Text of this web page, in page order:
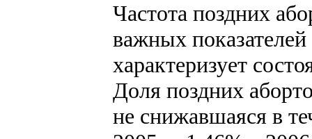
Частота поздних
важных
характеризует
Доля поздних
не снижавшаяся в